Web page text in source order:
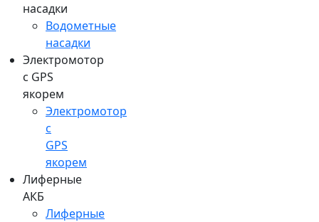
насадки
Водометные
насадки
Электромотор
c GPS
якорем
Электромотор
c
GPS
якорем
Лиферные
АКБ
Лиферные